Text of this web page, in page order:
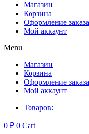
Магазин
Корзина
Оформление заказа
Мой аккаунт
Menu
Магазин
Корзина
Оформление заказа
Мой аккаунт
Товаров:
0 ₽ 0 Cart